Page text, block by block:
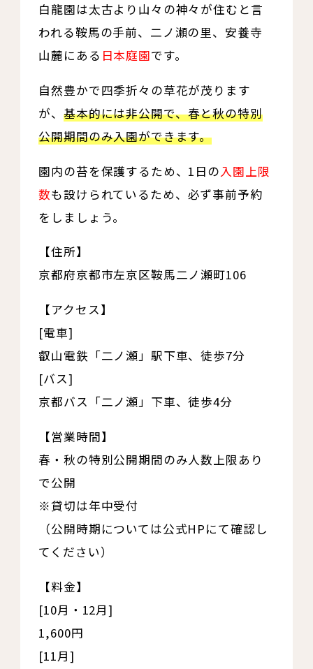
白龍園は太古より山々の神々が住むと言
われる鞍馬の手前、二ノ瀬の里、安養寺
山麓にある 日本庭園です。
自然豊かで四季折々の草花が茂ります
が、基本的には非公開で、春と秋の特別
公開期間のみ入園ができます。
園内の苔を保護するため、1日の入園上限
数も設けられているため、必ず事前予約
をしましょう。
【住所】
京都府京都市左京区鞍馬二ノ瀬町106
【アクセス】
[電車]
叡山電鉄「二ノ瀬」駅下車、徒歩7分
[バス]
京都バス「二ノ瀬」下車、徒歩4分
【営業時間】
春・秋の特別公開期間のみ人数上限あり
で公開
※貸切は年中受付
（公開時期については公式HPにて確認し
てください）
【料金】
[10月・12月]
1,600円
[11月]